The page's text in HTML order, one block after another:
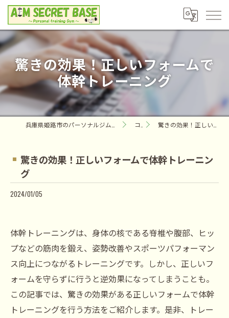
驚きの効果！正しいフォームで
体幹トレーニング
コラム 驚きの効果！正しいフォームで体幹トレーニング
驚きの効果！正しいフォームで体幹トレーニン
グ
2024/01/05
体幹トレーニングは、身体の核である脊椎や腹部、ヒッ
プなどの筋肉を鍛え、姿勢改善やスポーツパフォーマン
ス向上につながるトレーニングです。しかし、正しいフ
ォームを守らずに行うと逆効果になってしまうことも。
この記事では、驚きの効果がある正しいフォームで体幹
トレーニングを行う方法をご紹介します。是非、トレー